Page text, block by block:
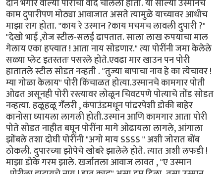
दोन भंगार वाल्या पोरींचा वाद चालला होता. या साल्या उस्मानचे
काम दुपारीपण मोठ्या आवाजात असते त्यामुळे याच्यावर आधीच
माझा राग होता. "काय रे उस्मान ?काय मचमच लावली दुपारी ?"
"देखो भाई ,रोज स्टील-सलई ढापतात. साला लाख रुपयाचा माल
गेलाय एका हप्त्यात ! आता नाय सोडणार." त्या पोरींनी जमा केलेले
सळ्या प्लेट इतस्ततः पसरले होते.एवढा मार खाउन पन पोरी
हातातले स्टील सोडत नव्हती . "तुज्या बापाचा नाव हे का त्येचावर !
म्या गोळा केलाय" पोरी किंचाळत होत्या.उस्मानचे कामगार पोती
ओढत असूनही पोरी रस्त्यावर लोळून चिवटपणे पोत्याचे तोंड सोडत
नव्हत्या. हळूहळू गँलरी , कंपाउंडमधून पांढरपेशी डोकी बाहेर
कानोसा घ्यायला लागली होती.उस्मान आणि कामगार आता पोरी
पोते सोडत नाहीत बघून पोरींना मागे ओढायला लागले, आंगाला
झोंबले तशा दोघी पोरींनी "अगो माय SSSS " अशी जोरात बोंब
ठोकली. दुपारच्या झोपेचे खोबरे झालेले होते. त्यात अशी लफडी !
माझा डोके गरम झाले. खर्जातला आवाज लावत , "ए उस्मान